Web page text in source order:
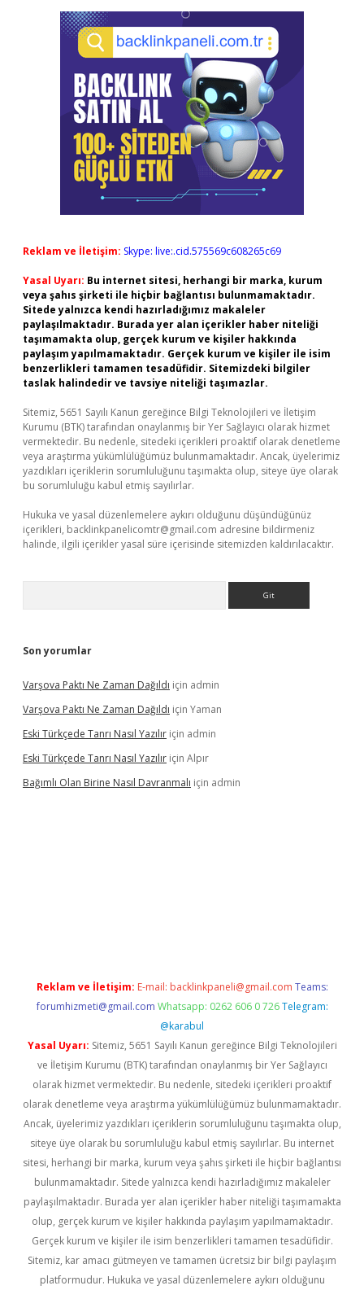
Reklam ve İletişim: Skype: live:.cid.575569c608265c69
Yasal Uyarı: Bu internet sitesi, herhangi bir marka, kurum
veya şahıs şirketi ile hiçbir bağlantısı bulunmamaktadır.
Sitede yalnızca kendi hazırladığımız makaleler
paylaşılmaktadır. Burada yer alan içerikler haber niteliği
taşımamakta olup, gerçek kurum ve kişiler hakkında
paylaşım yapılmamaktadır. Gerçek kurum ve kişiler ile isim
benzerlikleri tamamen tesadüfidir. Sitemizdeki bilgiler
taslak halindedir ve tavsiye niteliği taşımazlar.
Sitemiz, 5651 Sayılı Kanun gereğince Bilgi Teknolojileri ve İletişim
Kurumu (BTK) tarafından onaylanmış bir Yer Sağlayıcı olarak hizmet
vermektedir. Bu nedenle, sitedeki içerikleri proaktif olarak denetleme
veya araştırma yükümlülüğümüz bulunmamaktadır. Ancak, üyelerimiz
yazdıkları içeriklerin sorumluluğunu taşımakta olup, siteye üye olarak
bu sorumluluğu kabul etmiş sayılırlar.
Hukuka ve yasal düzenlemelere aykırı olduğunu düşündüğünüz
içerikleri, backlinkpanelicomtr@gmail.com adresine bildirmeniz
halinde, ilgili içerikler yasal süre içerisinde sitemizden kaldırılacaktır.
Son yorumlar
Varşova Paktı Ne Zaman Dağıldı için admin
Varşova Paktı Ne Zaman Dağıldı için Yaman
Eski Türkçede Tanrı Nasıl Yazılır için admin
Eski Türkçede Tanrı Nasıl Yazılır için Alpır
Bağımlı Olan Birine Nasıl Davranmalı için admin
Reklam ve İletişim: E-mail: backlinkpaneli@gmail.com Teams:
forumhizmeti@gmail.com Whatsapp: 0262 606 0 726 Telegram:
@karabul
Yasal Uyarı: Sitemiz, 5651 Sayılı Kanun gereğince Bilgi Teknolojileri
ve İletişim Kurumu (BTK) tarafından onaylanmış bir Yer Sağlayıcı
olarak hizmet vermektedir. Bu nedenle, sitedeki içerikleri proaktif
olarak denetleme veya araştırma yükümlülüğümüz bulunmamaktadır.
Ancak, üyelerimiz yazdıkları içeriklerin sorumluluğunu taşımakta olup,
siteye üye olarak bu sorumluluğu kabul etmiş sayılırlar. Bu internet
sitesi, herhangi bir marka, kurum veya şahıs şirketi ile hiçbir bağlantısı
bulunmamaktadır. Sitede yalnızca kendi hazırladığımız makaleler
paylaşılmaktadır. Burada yer alan içerikler haber niteliği taşımamakta
olup, gerçek kurum ve kişiler hakkında paylaşım yapılmamaktadır.
Gerçek kurum ve kişiler ile isim benzerlikleri tamamen tesadüfidir.
Sitemiz, kar amacı gütmeyen ve tamamen ücretsiz bir bilgi paylaşım
platformudur. Hukuka ve yasal düzenlemelere aykırı olduğunu